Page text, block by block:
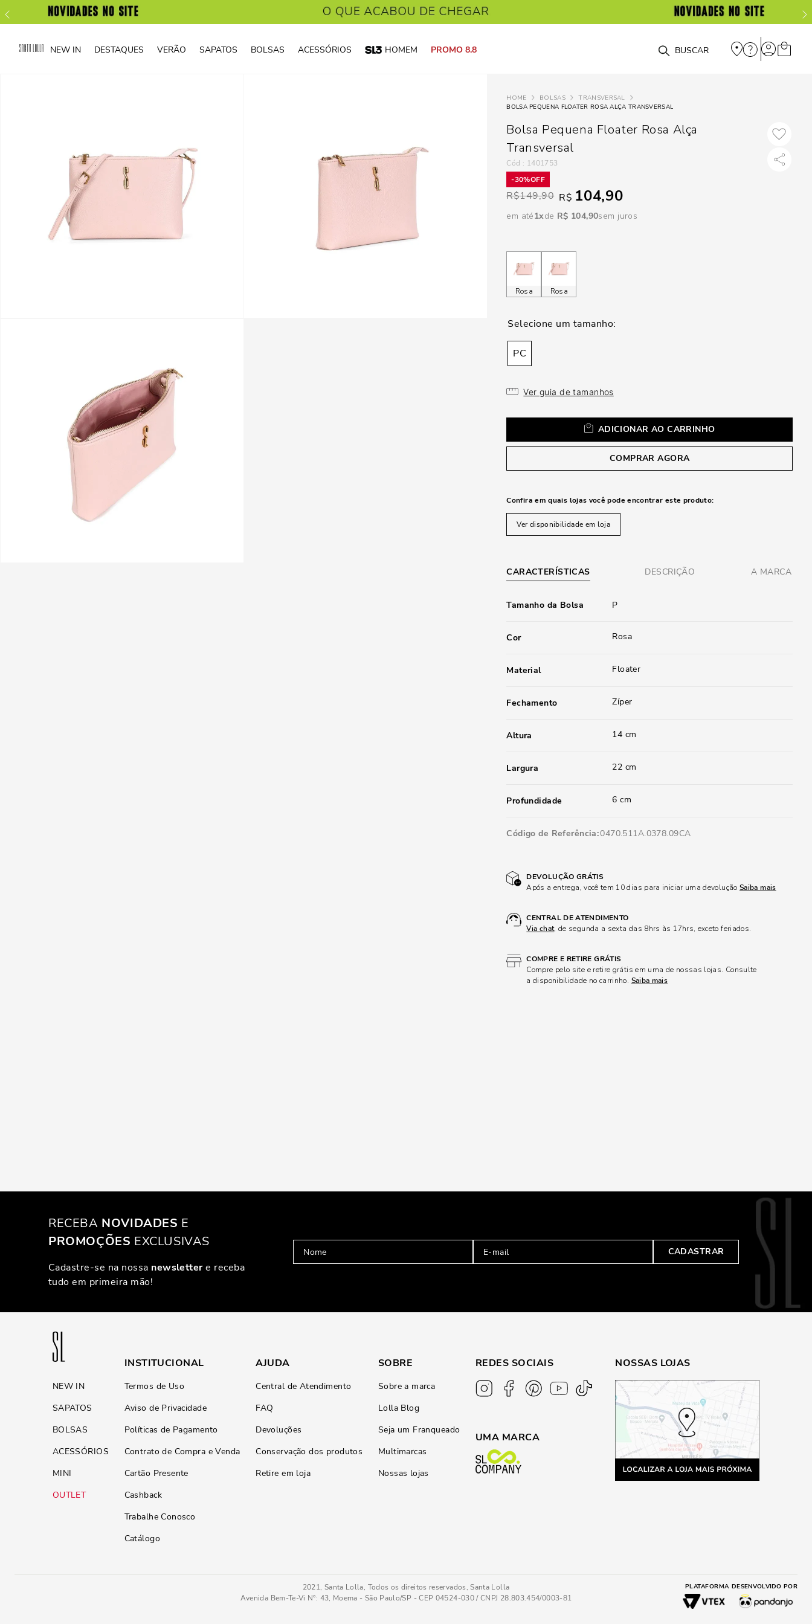
NEW IN DESTAQUES VERÃO SAPATOS BOLSAS ACESSÓRIOS HOMEM PROMO 8.8 O que você está procurando?
BOLSAS
TRANSVERSAL
BOLSA PEQUENA FLOATER ROSA ALÇA TRANSVERSAL
Bolsa Pequena Floater Rosa Alça
Transversal
: 1401753
30%
R$149,90 R$ 104,90
em até1 R$ 104,90sem juros
Rosa Rosa
PC
Ver guia de tamanhos
ADICIONAR AO CARRINHO
COMPRAR AGORA
Confira em quais lojas você pode encontrar este produto:
Ver disponibilidade em loja
CARACTERÍSTICAS DESCRIÇÃO A MARCA
Tamanho da Bolsa P
Cor Rosa
Material Floater
Fechamento Zíper
Altura 14 cm
Largura 22 cm
Profundidade 6 cm
Código de Referência 0470.511A.0378.09CA
DEVOLUÇÃO GRÁTIS
Após a entrega, você tem 10 dias para iniciar uma devolução Saiba mais
CENTRAL DE ATENDIMENTO
Via chat, de segunda a sexta das 8hrs às 17hrs, exceto feriados.
COMPRE E RETIRE GRÁTIS
Compre pelo site e retire grátis em uma de nossas lojas. Consulte
a disponibilidade no carrinho. Saiba mais
RECEBA NOVIDADES E
PROMOÇÕES EXCLUSIVAS
Cadastre-se na nossa newslettere receba
tudo em primeira mão!
CADASTRAR
NEW IN
SAPATOS
BOLSAS
ACESSÓRIOS
MINI
OUTLET
INSTITUCIONAL
Termos de Uso
Aviso de Privacidade
Políticas de Pagamento
Contrato de Compra e Venda
Cartão Presente
Cashback
Trabalhe Conosco
Catálogo
AJUDA
Central de Atendimento
FAQ
Devoluções
Conservação dos produtos
Retire em loja
SOBRE
Sobre a marca
Lolla Blog
Seja um Franqueado
Multimarcas
Nossas lojas
REDES SOCIAIS
UMA MARCA
NOSSAS LOJAS
2021, Santa Lolla, Todos os direitos reservados, Santa Lolla
Avenida Bem-Te-Vi N°: 43, Moema - São Paulo/SP - CEP 04524-030 / CNPJ 28.803.454/0003-81
PLATAFORMA DESENVOLVIDO POR